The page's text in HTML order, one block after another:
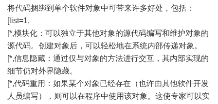
将代码捆绑到单个软件对象中可带来许多好处，包括：
[list=1,
[*,模块化：可以独立于其他对象的源代码编写和维护对象的
源代码。创建对象后，可以轻松地在系统内部传递对象。
[*,信息隐藏：通过仅与对象的方法进行交互，其内部实现的
细节仍对外界隐藏。
[*,代码重用：如果某个对象已经存在（也许由其他软件开发
人员编写），则可以在程序中使用该对象。这使专家可以实